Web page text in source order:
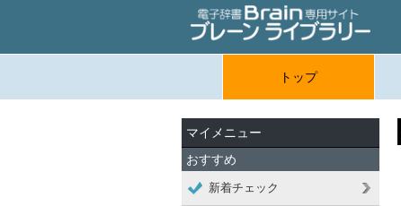
トップ
マイメニュー
おすすめ
新着チェック